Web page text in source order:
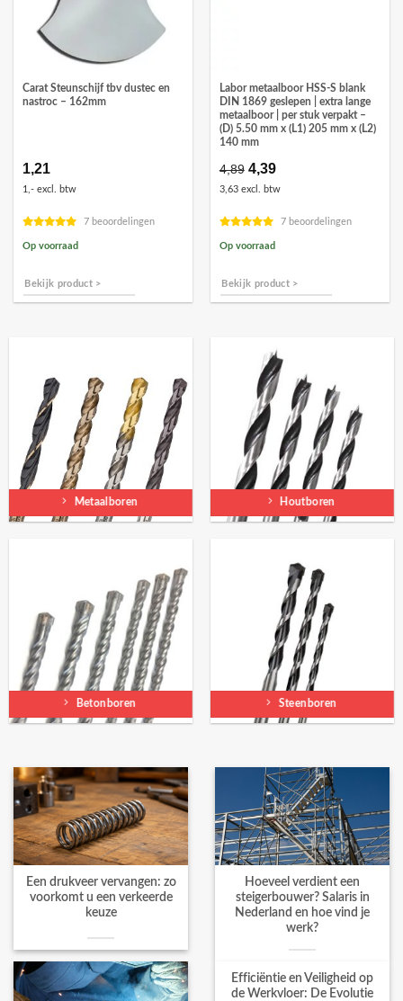
Carat Steunschijf tbv dustec en
nastroc – 162mm
1,21
1,- excl. btw
7 beoordelingen
Op voorraad
Bekijk product >
Labor metaalboor HSS-S blank
DIN 1869 geslepen | extra lange
metaalboor | per stuk verpakt –
(D) 5.50 mm x (L1) 205 mm x (L2)
140 mm
4,89 Oorspronkelijke
prijs
was:
4,39Huidige
is:
3,63 excl. btw
7 beoordelingen
Op voorraad
Bekijk product >
Metaalboren Houtboren
Betonboren Steenboren
Een drukveer vervangen: zo
voorkomt u een verkeerde
keuze
Hoeveel verdient een
steigerbouwer? Salaris in
Nederland en hoe vind je
werk?
Efficiëntie en Veiligheid op
de Werkvloer: De Evolutie